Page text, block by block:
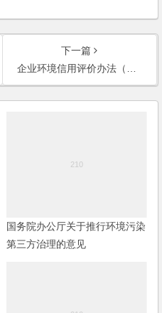
下一篇
企业环境信用评价办法（试行）
国务院办公厅关于推行环境污染
第三方治理的意见